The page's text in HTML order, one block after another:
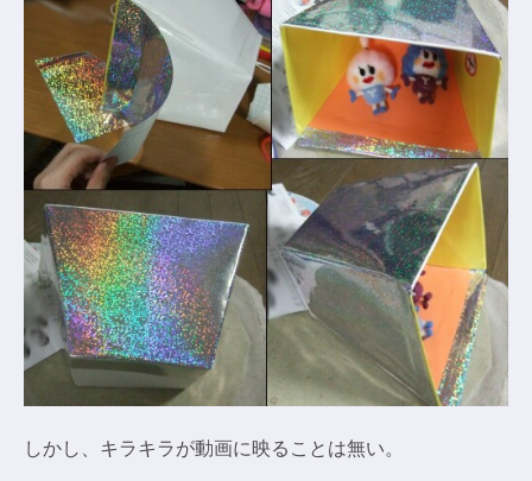
しかし、キラキラが動画に映ることは無い。